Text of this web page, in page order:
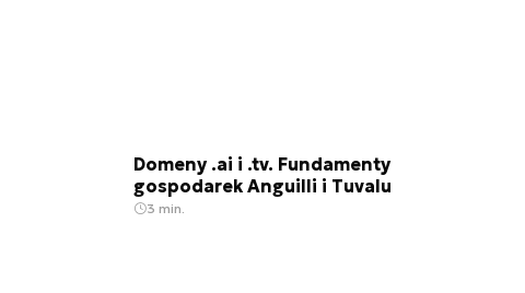
Domeny .ai i .tv. Fundamenty
gospodarek Anguilli i Tuvalu
3 min.